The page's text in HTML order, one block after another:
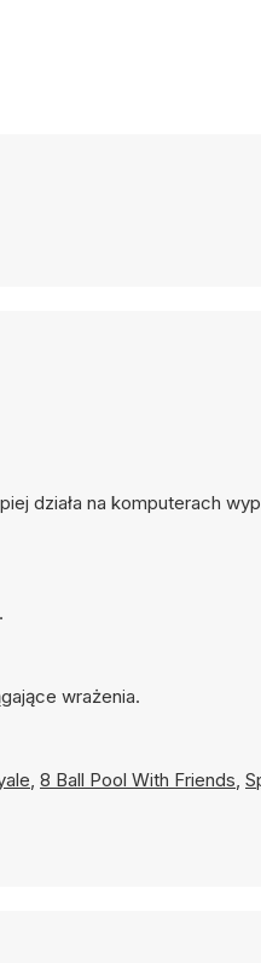
działa na komputerach
wrażenia.
, 8 Ball Pool With Friends,